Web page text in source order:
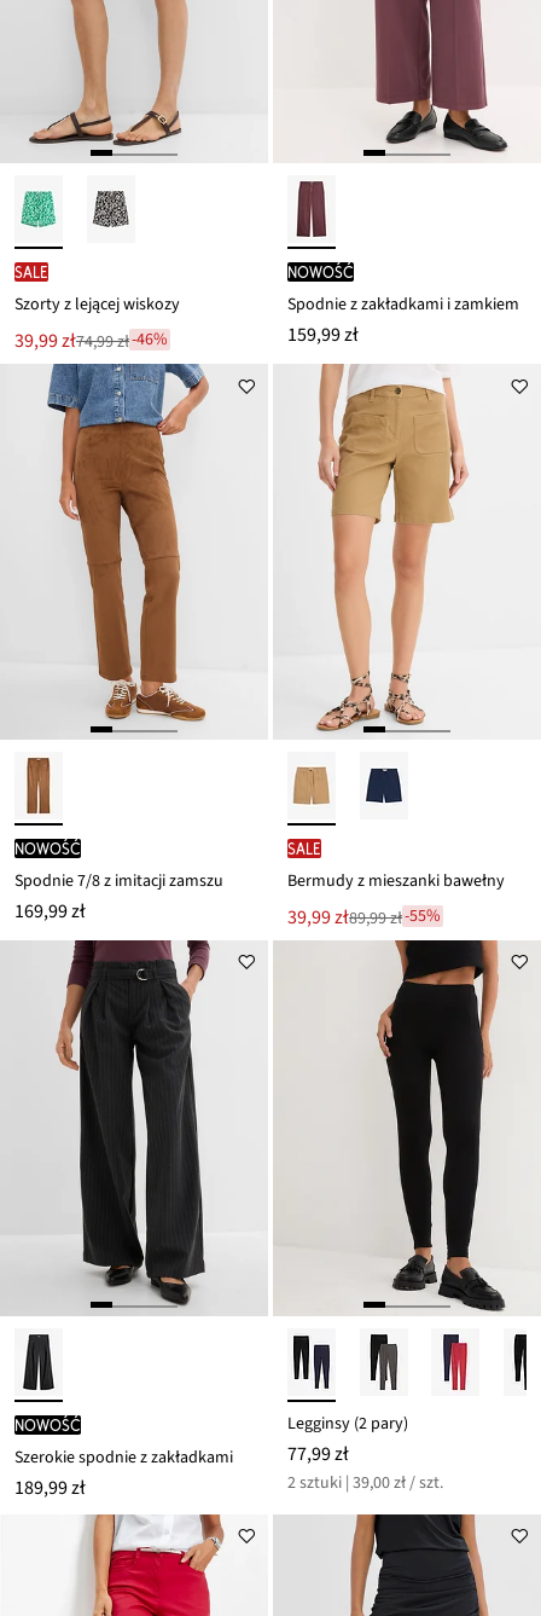
SALE
Szorty z lejącej wiskozy
Nowa
cena
39,99 zł
Przeceniono
ceny
74,99 zł
74,99 zł-46%
nowość
Spodnie z zakładkami i zamkiem
159,99 zł
nowość
Spodnie 7/8 z imitacji zamszu
169,99 zł
SALE
Bermudy z mieszanki bawełny
Nowa
cena
39,99 zł
Przeceniono
89,99 zł-55%
nowość
Szerokie spodnie z zakładkami
189,99 zł
Legginsy (2 pary)
77,99 zł
2 sztuki | 39,00 zł / szt.